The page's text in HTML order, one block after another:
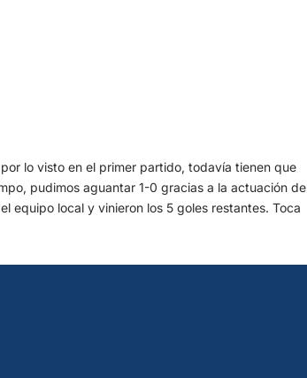
lo visto en el primer partido, todavía tienen que
pudimos aguantar 1-0 gracias a la actuación de
equipo local y vinieron los 5 goles restantes. Toca